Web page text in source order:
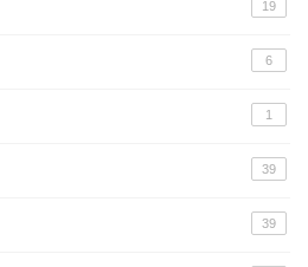
19
6
1
39
39